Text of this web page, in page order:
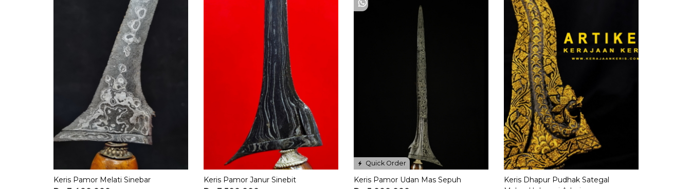
Keris Pamor Melati Sinebar Keris Pamor Janur Sinebit
Quick Order
Keris Pamor Udan Mas Sepuh
Keris Dhapur Pudhak Sategal